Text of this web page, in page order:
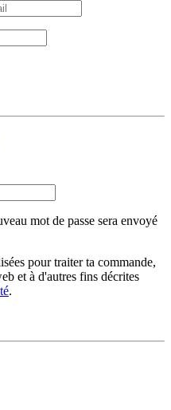
mot de passe sera envoyé
pour traiter ta commande,
et à d'autres fins décrites
.